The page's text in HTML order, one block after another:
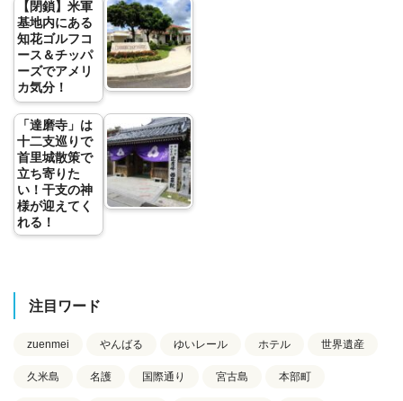
【閉鎖】米軍
基地内にある
知花ゴルフコ
ース＆チッパ
ーズでアメリ
カ気分！
「達磨寺」は
十二支巡りで
首里城散策で
立ち寄りた
い！干支の神
様が迎えてく
れる！
注目ワード
zuenmei やんばる ゆいレール ホテル 世界遺産
久米島 名護 国際通り 宮古島 本部町